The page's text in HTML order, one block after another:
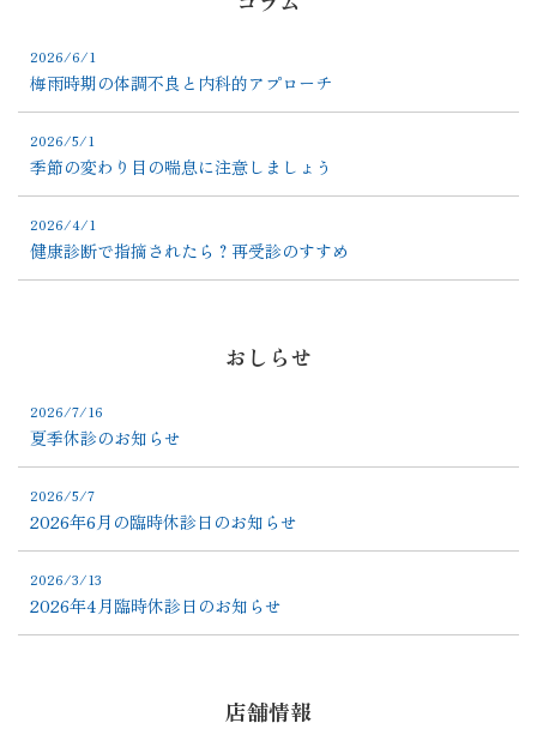
2026/6/1
梅雨時期の体調不良と内科的アプローチ
2026/5/1
季節の変わり目の喘息に注意しましょう
2026/4/1
健康診断で指摘されたら？再受診のすすめ
おしらせ
2026/7/16
夏季休診のお知らせ
2026/5/7
2026年6月の臨時休診日のお知らせ
2026/3/13
2026年4月臨時休診日のお知らせ
店舗情報